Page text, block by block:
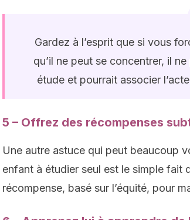
Gardez à l’esprit que si vous
qu’il ne peut se concentrer, il
étude et pourrait associer
5 – Offrez des récompenses
Une autre astuce qui peut beaucoup
enfant à étudier seul est le simple fait
récompense, basé sur l’équité, pour